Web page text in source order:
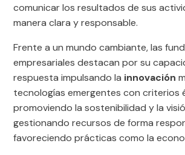
comunicar los resultados de sus
manera clara y responsable.
Frente a un mundo cambiante, las
empresariales destacan por su
respuesta impulsando la innovación
tecnologías emergentes con criterios
promoviendo la sostenibilidad y la
gestionando recursos de forma
favoreciendo prácticas como la